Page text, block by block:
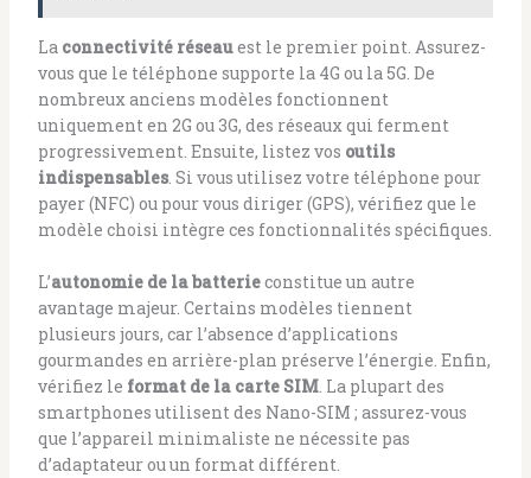
La connectivité réseauest le premier point. Assurez-
vous que le téléphone supporte la 4G ou la 5G. De
nombreux anciens modèles fonctionnent
uniquement en 2G ou 3G, des réseaux qui ferment
progressivement. Ensuite, listez vos outils
indispensables. Si vous utilisez votre téléphone pour
payer (NFC) ou pour vous diriger (GPS), vérifiez que le
modèle choisi intègre ces fonctionnalités spécifiques.
L’autonomie de la batterieconstitue un autre
avantage majeur. Certains modèles tiennent
plusieurs jours, car l’absence d’applications
gourmandes en arrière-plan préserve l’énergie. Enfin,
vérifiez le format de la carte SIM. La plupart des
smartphones utilisent des Nano-SIM ; assurez-vous
que l’appareil minimaliste ne nécessite pas
d’adaptateur ou un format différent.